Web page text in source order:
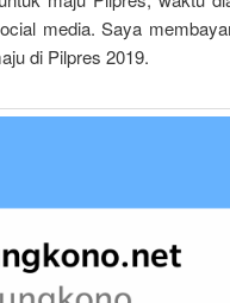
media. Saya
di Pilpres 2019.